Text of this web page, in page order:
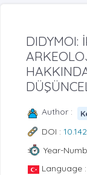
DIDYMOI:
Author :
DOI :
Year-
Language